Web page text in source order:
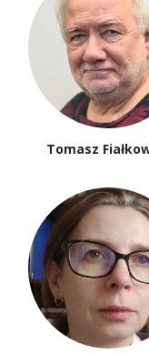
Tomasz